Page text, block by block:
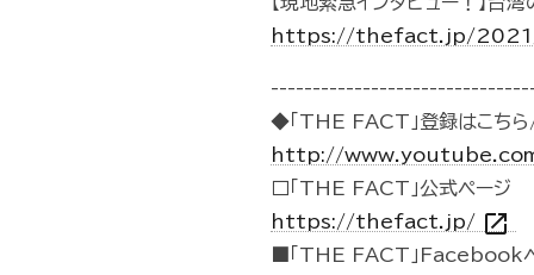
https://thefact.jp/
◆「THE FACT」登録はこ
http://
□「THE FACT」公式ページ
https://thefact.jp/ open_in_new
■「THE FACT」Facebook